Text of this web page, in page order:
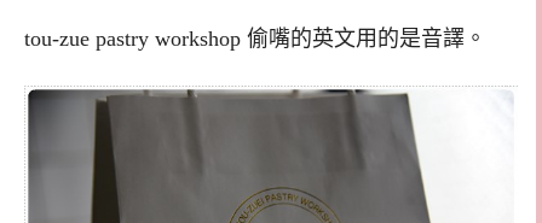
tou-zue pastry workshop 偷嘴的英文用的是音譯。